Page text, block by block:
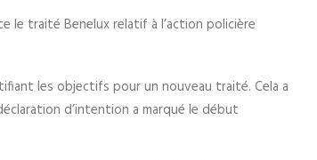
le traité Benelux relatif à l’action policière
les objectifs pour un nouveau traité. Cela a
d’intention a marqué le début